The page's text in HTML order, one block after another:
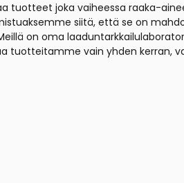
tuotteet joka vaiheessa raaka-
siitä, että se on
on oma
vain yhden kerran,